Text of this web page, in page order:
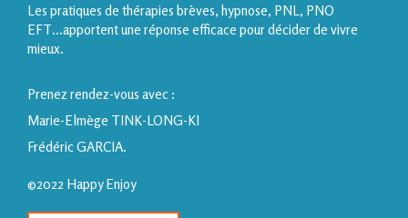
Les pratiques de thérapies brèves, hypnose, PNL, PNO
EFT...apportent une réponse efficace pour décider de vivre
mieux.
Prenez rendez-vous avec :
Marie-Elmège TINK-LONG-KI
Frédéric GARCIA.
©2022 Happy Enjoy